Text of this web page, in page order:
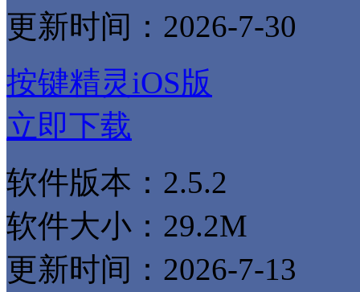
更新时间：2026-7-30
按键精灵iOS版
立即下载
软件版本：2.5.2
软件大小：29.2M
更新时间：2026-7-13